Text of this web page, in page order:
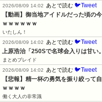
2026/08/09 14:02
あとで読む 🐦Tweet
【動画】御当地アイドルだった頃の
ｗｗｗｗｗｗ
いたしん！
2026/08/09 14:02
あとで読む 🐦Tweet
上原浩治「250Sで名球会入りは甘い
まとめブレイド
2026/08/09 14:02
あとで読む 🐦Tweet
【悲報】精一杯の勇気を振り絞って
ｗｗｗｗ
働く大人の非常識